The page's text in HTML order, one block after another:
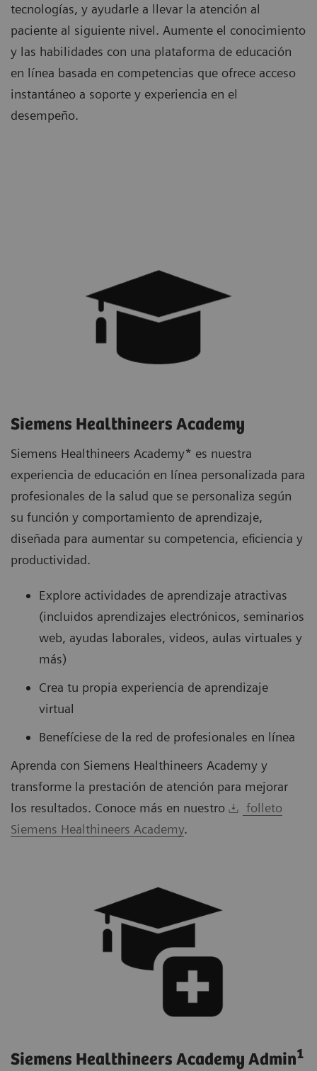
tecnologías, y ayudarle a llevar la atención al
paciente al siguiente nivel. Aumente el conocimiento
y las habilidades con una plataforma de educación
en línea basada en competencias que ofrece acceso
instantáneo a soporte y experiencia en el
desempeño.
Siemens Healthineers Academy
Siemens Healthineers Academy* es nuestra
experiencia de educación en línea personalizada para
profesionales de la salud que se personaliza según
su función y comportamiento de aprendizaje,
diseñada para aumentar su competencia, eficiencia y
productividad.
Explore actividades de aprendizaje atractivas
(incluidos aprendizajes electrónicos, seminarios
web, ayudas laborales, videos, aulas virtuales y
más)
Crea tu propia experiencia de aprendizaje
virtual
Benefíciese de la red de profesionales en línea
Aprenda con Siemens Healthineers Academy y
transforme la prestación de atención para mejorar
los resultados. Conoce más en nuestro
folleto
Siemens Healthineers Academy.
Siemens Healthineers Academy Admin1